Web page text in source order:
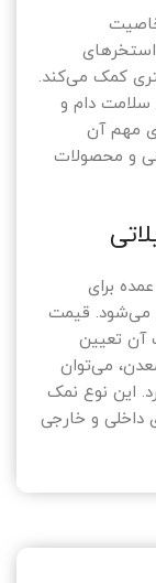
کمک می‌کند.
سلامت دام و
مهم آن
و محصولات
برای
می‌شود. قیمت
آن تعیین
می‌توان
این نوع نمک
داخلی و خارجی